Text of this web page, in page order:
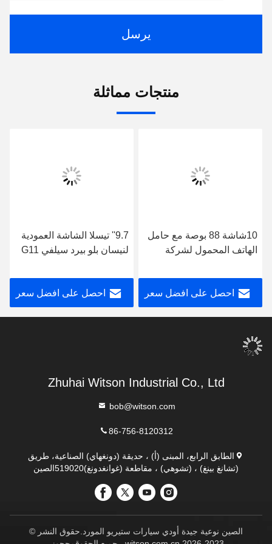
يرسل
منتجات مماثلة
10شاشة 88 بوصة مع حامل
الهاتف المحمول لشركة
2018 ستيريو متعدد الوسائط
احصل على افضل سعر
9.7'' تيسلا الشاشة العمودية
لنيسان بلو بيرد سيلفي G11
احصل على افضل سعر
Zhuhai Witson Industrial Co., Ltd
bob@witson.com
86-756-8120312
الطابق الرابع، المبنى (أ) ، حديقة (دونغهاي) الصناعية، طريق
(تشانغ بينغ) ، (تشوهي) ، مقاطعة (غوانغدونغ)519020الصين
الصين نوعية جيدة أودي سيارات ستيريو المورد.حقوق النشر ©